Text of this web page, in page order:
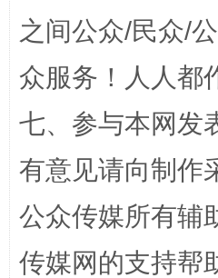
完善运行机制助力责任有
东山县通报“牛蛙产品抗生素
之间公众/民众/
众服务！人人都
七、参与本网发
有意见请向制作
公众传媒所有辅
传媒网的支持帮